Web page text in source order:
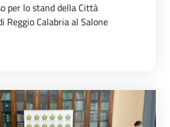
per lo stand della Città
Reggio Calabria al Salone